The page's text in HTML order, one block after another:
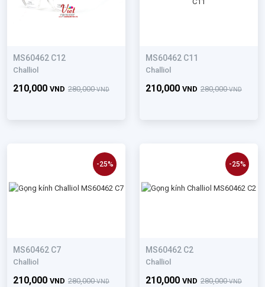
MS60462 C12
Challiol
280,000VND
210,000 VND
MS60462 C11
Challiol
280,000VND
210,000 VND
MS60462 C7
Challiol
280,000VND
210,000 VND
-25%
MS60462 C2
Challiol
280,000VND
210,000 VND
-25%